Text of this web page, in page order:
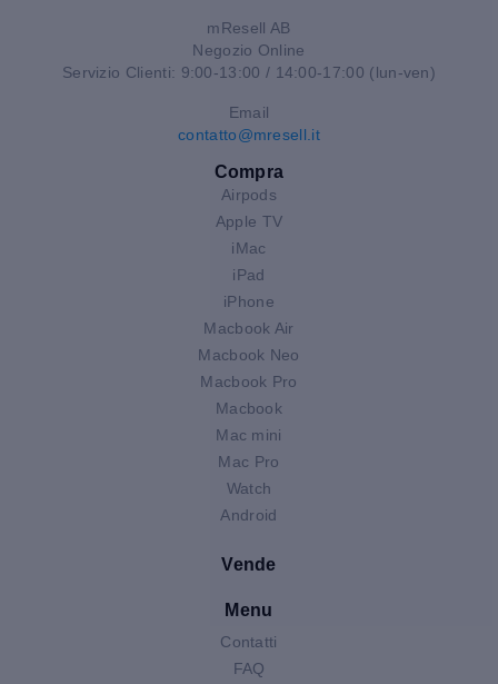
mResell AB
Negozio Online
Servizio Clienti: 9:00-13:00 / 14:00-17:00 (lun-ven)
Email
contatto@mresell.it
Compra
Airpods
Apple TV
iMac
iPad
iPhone
Macbook Air
Macbook Neo
Macbook Pro
Macbook
Mac mini
Mac Pro
Watch
Android
Vende
Menu
Contatti
FAQ